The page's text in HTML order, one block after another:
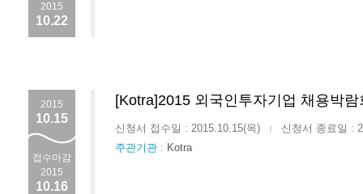
2015
10.22
2015
10.15
접수마감
2015
10.16
[Kotra]2015 외국인투자기업 채용박람
신청서 접수일 : 2015.10.15(목) |
신청서 종료일 :
주관기관 : Kotra